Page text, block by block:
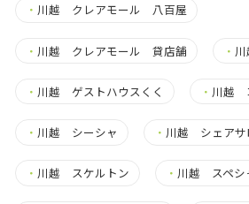
・ 川越 クレアモール 八百屋
・ 川越 クレアモール 貸店舗 ・
・ 川越 ゲストハウスくく ・ 川越
・ 川越 シーシャ ・ 川越 シェアサ
・ 川越 スケルトン ・ 川越 スペシ